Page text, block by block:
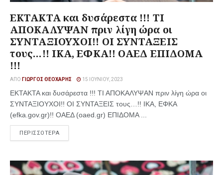
ΕΚΤΑΚΤΑ και δυσάρεστα !!! ΤΙ
ΑΠΟΚΑΛΥΨΑΝ πριν λίγη ώρα οι
ΣΥΝΤΑΞΙΟΥΧΟΙ!! ΟΙ ΣΥΝΤΑΞΕΙΣ
τους…!! ΙΚΑ, ΕΦΚΑ!! ΟΑΕΔ ΕΠΙΔΟΜΑ
!!!
ΑΠΌ ΓΙΏΡΓΟΣ ΘΕΟΧΆΡΗΣ 15 ΙΟΥΝΊΟΥ, 2023
ΕΚΤΑΚΤΑ και δυσάρεστα !!! ΤΙ ΑΠΟΚΑΛΥΨΑΝ πριν λίγη ώρα οι
ΣΥΝΤΑΞΙΟΥΧΟΙ!! ΟΙ ΣΥΝΤΑΞΕΙΣ τους…!! ΙΚΑ, ΕΦΚΑ
(efka.gov.gr)!! ΟΑΕΔ (oaed.gr) ΕΠΙΔΟΜΑ ...
ΠΕΡΙΣΣΟΤΕΡΑ